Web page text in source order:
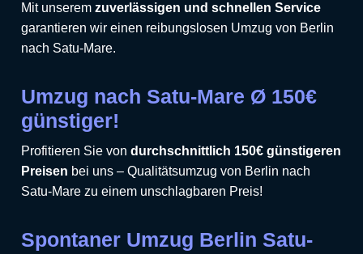
Mit unserem zuverlässigen und schnellen Service
garantieren wir einen reibungslosen Umzug von Berlin
nach Satu-Mare.
Umzug nach Satu-Mare Ø 150€
günstiger!
Profitieren Sie von durchschnittlich 150€ günstigeren
Preisen bei uns – Qualitätsumzug von Berlin nach
Satu-Mare zu einem unschlagbaren Preis!
Spontaner Umzug Berlin Satu-